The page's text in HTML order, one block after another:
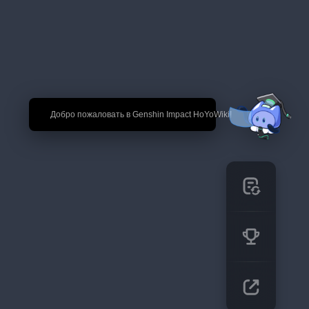
🎉 Добро пожаловать в Genshin Impact HoYoWiki!